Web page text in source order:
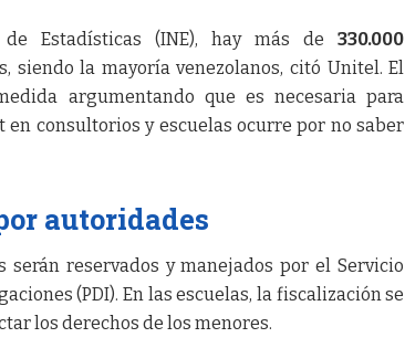
Estadísticas (INE), hay más de330.000
la mayoría venezolanos, citó Unitel. El
argumentando que es necesaria para
en consultorios y escuelas ocurre por no saber
autoridades
reservados y manejados por el Servicio
(PDI). En las escuelas, la fiscalización se
los derechos de los menores.